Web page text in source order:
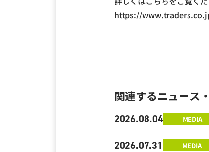
https://
関連するニュース
2026.08.04 MEDIA
2026.07.31 MEDIA